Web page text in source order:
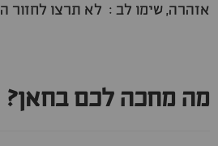
אזהרה, שימו לב : לא תרצו לחזור
מה מחכה לכם בחאן?